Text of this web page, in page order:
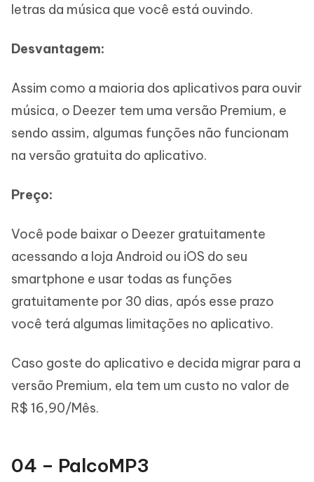
letras da música que você está ouvindo.
Desvantagem:
Assim como a maioria dos aplicativos para ouvir
música, o Deezer tem uma versão Premium, e
sendo assim, algumas funções não funcionam
na versão gratuita do aplicativo.
Preço:
Você pode baixar o Deezer gratuitamente
acessando a loja Android ou iOS do seu
smartphone e usar todas as funções
gratuitamente por 30 dias, após esse prazo
você terá algumas limitações no aplicativo.
Caso goste do aplicativo e decida migrar para a
versão Premium, ela tem um custo no valor de
R$ 16,90/Mês.
04 – PalcoMP3